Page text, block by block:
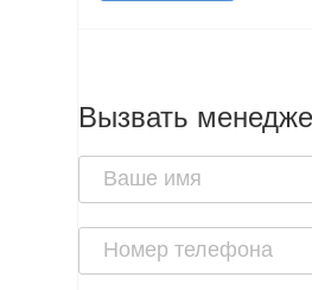
Вызвать